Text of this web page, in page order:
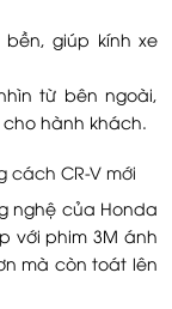
giúp kính xe
từ bên ngoài,
hành khách.
cách CR-V mới
nghệ của Honda
với phim 3M ánh
mà còn toát lên